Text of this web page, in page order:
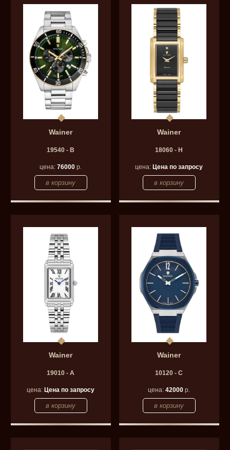
Wainer
19540 - B
цена:76000 р.
Wainer
18060 - H
цена:Цена по запросу
Wainer
19010 - A
цена:Цена по запросу
Wainer
10120 - C
цена:42000 р.